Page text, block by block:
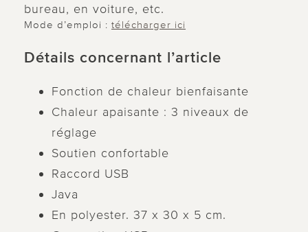
bureau, en voiture, etc.
Mode d’emploi : télécharger ici
Détails concernant l’article
Fonction de chaleur bienfaisante
Chaleur apaisante : 3 niveaux de
réglage
Soutien confortable
Raccord USB
Java
En polyester. 37 x 30 x 5 cm.